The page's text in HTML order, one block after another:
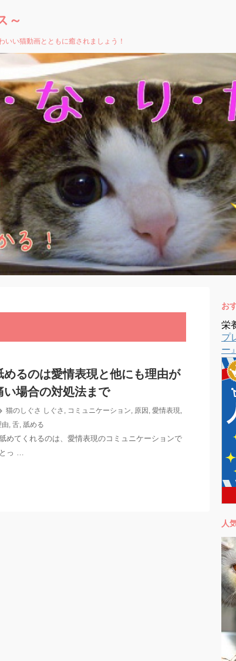
～
い猫動画とともに癒されましょう！
めるのは愛情表現と他にも理由が
い場合の対処法まで
猫のしぐさ しぐさ , コミュニケーション, 原因 , 愛情表現,
由, 舌, 舐める
めてくれるのは、愛情表現のコミュニケーションで
っ …
お
栄
プ
ー』
人